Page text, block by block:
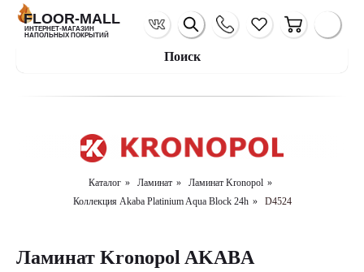
Поиск
FLOOR-MALL
ИНТЕРНЕТ-МАГАЗИН
НАПОЛЬНЫХ ПОКРЫТИЙ
Каталог » Ламинат » Ламинат Kronopol »
Коллекция Akaba Platinium Aqua Block 24h » D4524
Ламинат Kronopol AKABA